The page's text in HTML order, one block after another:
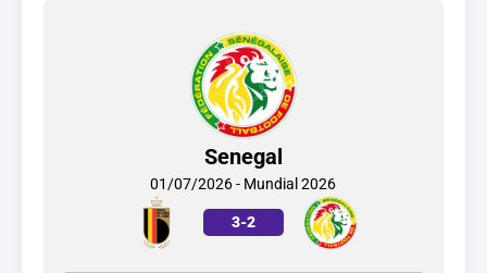
Senegal
01/07/2026 - Mundial 2026
3-2